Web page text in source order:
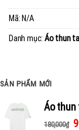
Mã: N/A
Danh mục: Áo thun
SẢN PHẨM MỚI
Áo thun
180,000₫